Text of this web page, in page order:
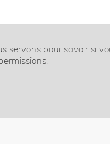
servons pour savoir si